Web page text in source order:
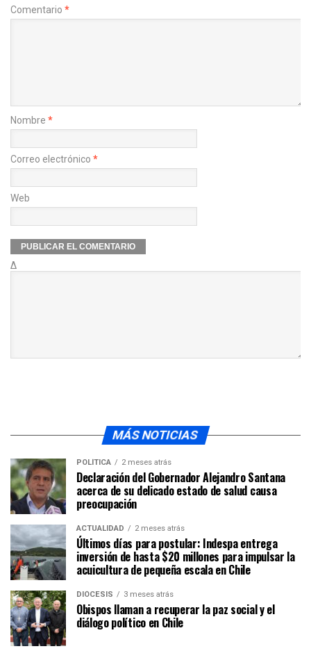
Comentario *
Nombre *
Correo electrónico *
Web
Δ
MÁS NOTICIAS
POLÍTICA 2 meses atrás
Declaración del Gobernador Alejandro Santana
acerca de su delicado estado de salud causa
preocupación
ACTUALIDAD 2 meses atrás
Últimos días para postular: Indespa entrega
inversión de hasta $20 millones para impulsar la
acuicultura de pequeña escala en Chile
DIÓCESIS 3 meses atrás
Obispos llaman a recuperar la paz social y el
diálogo político en Chile